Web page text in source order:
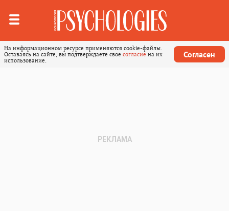
На информационном ресурсе применяются cookie-файлы.
Оставаясь на сайте, вы подтверждаете свое согласие на их
использование.
Согласен